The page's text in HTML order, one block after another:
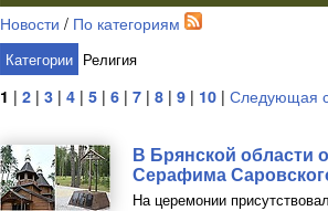
Новости / По категориям
Категории Религия
1 | 2 | 3 | 4 | 5 | 6 | 7 | 8 | 9 | 10 | Следующая
В Брянской области
Серафима
На церемонии